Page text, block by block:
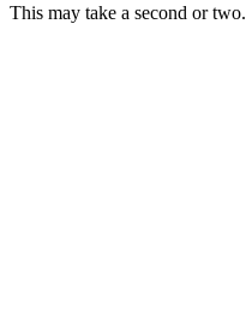
This may take a second or two.